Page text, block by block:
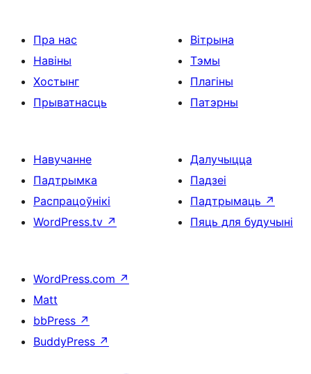
Пра нас
Навіны
Хостынг
Прыватнасць
Вітрына
Тэмы
Плагіны
Патэрны
Навучанне
Падтрымка
Распрацоўнікі
WordPress.tv ↗
Далучыцца
Падзеі
Падтрымаць ↗
Пяць для будучыні
WordPress.com ↗
Matt
bbPress ↗
BuddyPress ↗